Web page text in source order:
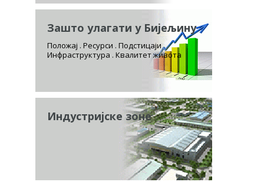
Зашто улагати у Бијељину
Положај . Ресурси . Подстицаји
Инфраструктура . Квалитет живота
Индустријске зоне